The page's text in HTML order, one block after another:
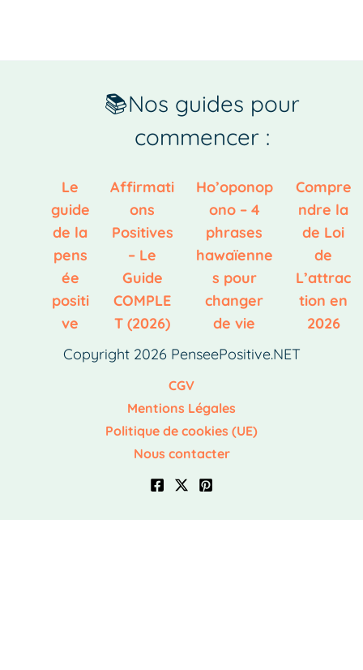
📚Nos guides pour
commencer :
Le
guide
de la
pens
ée
positi
ve
Affirmati
ons
Positives
– Le
Guide
COMPLE
T (2026)
Ho’oponop
ono – 4
phrases
hawaïenne
s pour
changer
de vie
Compre
ndre la
de Loi
de
L’attrac
tion en
2026
Copyright 2026 PenseePositive.NET
CGV
Mentions Légales
Politique de cookies (UE)
Nous contacter